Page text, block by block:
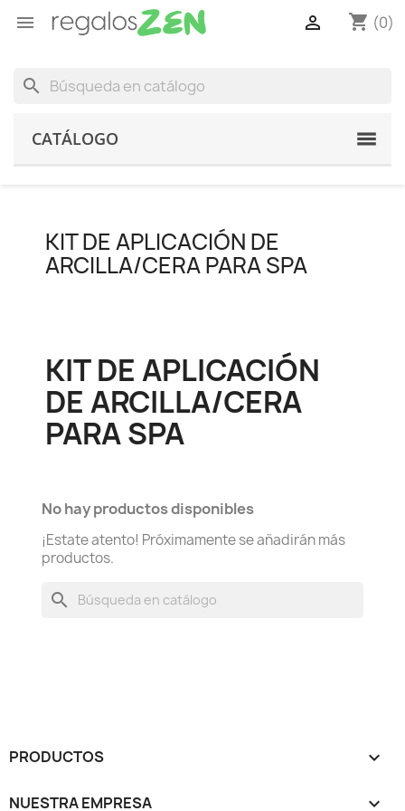
 shopping_cart (0)

search
CATÁLOGO
KIT DE APLICACIÓN DE
ARCILLA/CERA PARA SPA
KIT DE APLICACIÓN
DE ARCILLA/CERA
PARA SPA
No hay productos disponibles
¡Estate atento! Próximamente se añadirán más
productos.
search
PRODUCTOS 
NUESTRA EMPRESA 